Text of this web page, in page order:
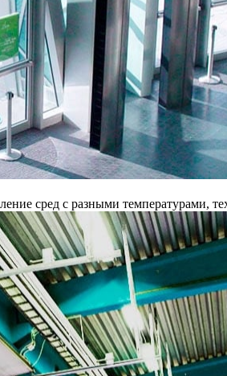
сред с разными температурами,